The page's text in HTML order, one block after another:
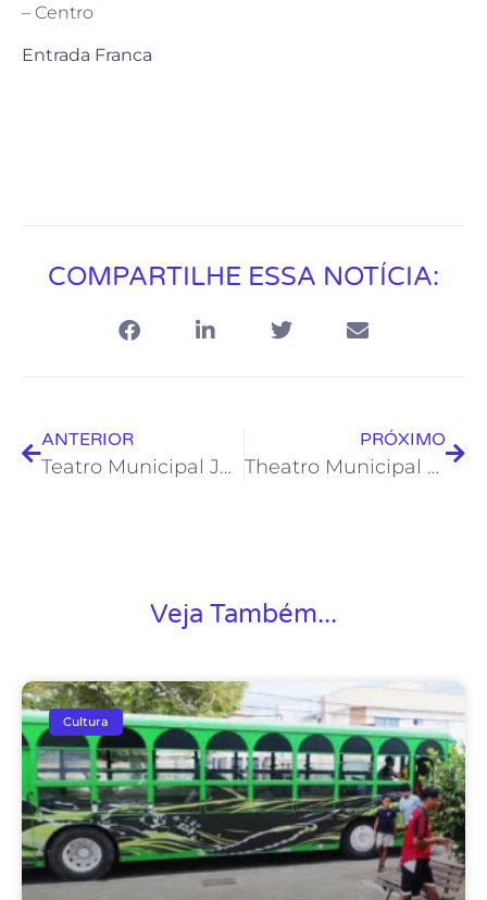
– Centro
Entrada Franca
COMPARTILHE ESSA NOTÍCIA:
ANTERIOR
Teatro Municipal Joel Barcellos tem programação variada no final de semana
PRÓXIMO
Theatro Municipal do Rio de Janeiro abre inscrições para 1º Curso de Verão
Veja Também...
Cultura